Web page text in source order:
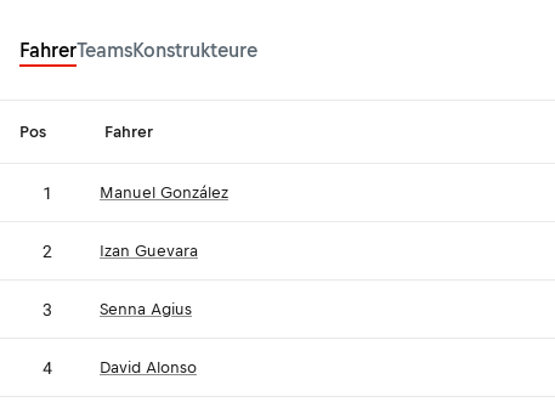
FahrerTeamsKonstrukteure
Pos Fahrer
1 Manuel González
2 Izan Guevara
3 Senna Agius
4 David Alonso